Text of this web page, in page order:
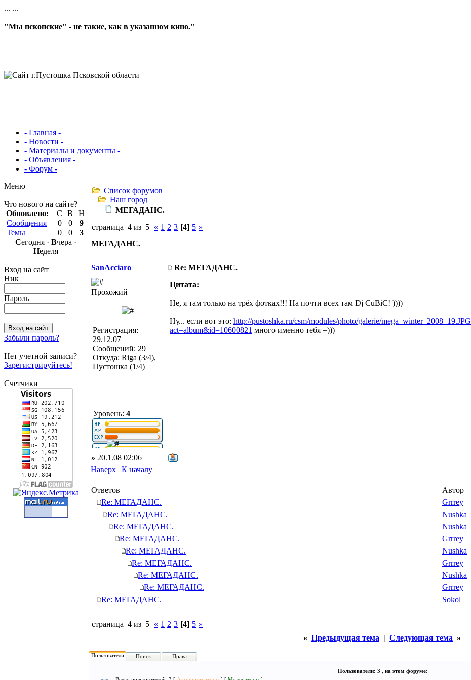
... ...
"Мы пскопские" - не такие, как в указанном кино."
- Главная -
- Новости -
- Материалы и документы -
- Объявления -
- Форум -
Меню
Что нового на сайте?
Обновлено:
С В
Н
Сообщения
0 0
9
Темы
0 0
3
Сегодня · Вчера ·
Неделя
Вход на сайт
Ник
Пароль
Забыли пароль?
Нет учетной записи?
Зарегистрируйтесь!
Счетчики
Список форумов
Наш город
МЕГАДАНС.
страница 4 из 5 « 1 2 3 [4] 5 »
МЕГАДАНС.
SanAcciaro Re: МЕГАДАНС.
Прохожий
Регистрация:
29.12.07
Сообщений: 29
Откуда: Riga (3/4),
Пустошка (1/4)
Уровень: 4
Цитата:
Не, я там только на трёх фотках!!! На почти всех там Dj CuBiC! ))))
Ну... если вот это: http://pustoshka.ru/csm/modules/photo/galerie/mega_winter_2008_19.JPG
act=album&id=10600821 много именно тебя =)))
» 20.1.08 02:06
Наверх | К началу
Ответов Автор
Re: МЕГАДАНС.
Grrrey
Re: МЕГАДАНС.
Nushka
Re: МЕГАДАНС.
Nushka
Re: МЕГАДАНС.
Grrrey
Re: МЕГАДАНС.
Nushka
Re: МЕГАДАНС.
Grrrey
Re: МЕГАДАНС.
Nushka
Re: МЕГАДАНС.
Grrrey
Re: МЕГАДАНС.
Sokol
страница 4 из 5 « 1 2 3 [4] 5 »
« Предыдущая тема | Следующая тема »
Пользователи Поиск Права
Пользователи: 3 , на этом форуме: